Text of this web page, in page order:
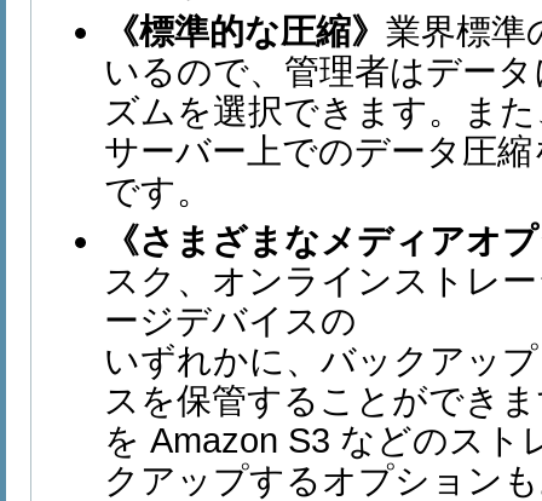
《標準的な圧縮》 業界標準
いるので、管理者はデー
ズムを選択できます。ま
サーバー上でのデータ圧
です。
《さまざまなメディアオ
スク、オンラインストレ
ージデバイスの
いずれかに、バックアッ
スを保管することができ
を Amazon S3 などのスト
クアップするオプション